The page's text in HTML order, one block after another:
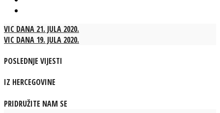
VIC DANA 21. JULA 2020.
VIC DANA 19. JULA 2020.
POSLEDNJE VIJESTI
IZ HERCEGOVINE
PRIDRUŽITE NAM SE